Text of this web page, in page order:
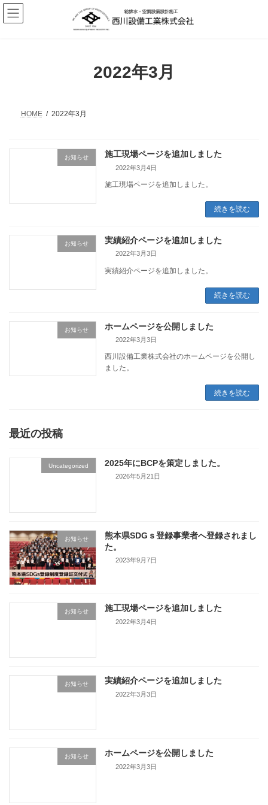
コ
ン
テ
ナ
ビ
ゲ
2022年3月
HOME 2022年3月
お知らせ 施工現場ページを追加しました
2022年3月4日
施工現場ページを追加しました。
続きを読む
お知らせ 実績紹介ページを追加しました
2022年3月3日
実績紹介ページを追加しました。
続きを読む
お知らせ ホームページを公開しました
2022年3月3日
西川設備工業株式会社のホームページを公開し
ました。
続きを読む
最近の投稿
Uncategorized 2025年にBCPを策定しました。
2026年5月21日
お知らせ
熊本県SDGｓ登録事業者へ登録されまし
た。
2023年9月7日
お知らせ 施工現場ページを追加しました
2022年3月4日
お知らせ 実績紹介ページを追加しました
2022年3月3日
お知らせ ホームページを公開しました
2022年3月3日